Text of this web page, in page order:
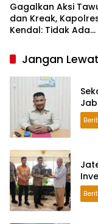
Gagalkan Aksi
dan Kreak,
Kendal: Tidak Ada
Pelaku Kejahatan
Jangan